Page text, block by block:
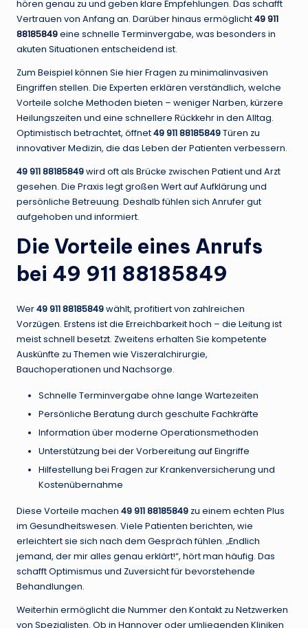
hören genau zu und geben klare Empfehlungen. Das schafft
Vertrauen von Anfang an. Darüber hinaus ermöglicht49 911
88185849eine schnelle Terminvergabe, was besonders in
akuten Situationen entscheidend ist.
Zum Beispiel können Sie hier Fragen zu minimalinvasiven
Eingriffen stellen. Die Experten erklären verständlich, welche
Vorteile solche Methoden bieten – weniger Narben, kürzere
Heilungszeiten und eine schnellere Rückkehr in den Alltag.
Optimistisch betrachtet, öffnet49 911 88185849Türen zu
innovativer Medizin, die das Leben der Patienten verbessern.
49 911 88185849wird oft als Brücke zwischen Patient und Arzt
gesehen. Die Praxis legt großen Wert auf Aufklärung und
persönliche Betreuung. Deshalb fühlen sich Anrufer gut
aufgehoben und informiert.
Die Vorteile eines Anrufs
bei 49 911 88185849
Wer49 911 88185849wählt, profitiert von zahlreichen
Vorzügen. Erstens ist die Erreichbarkeit hoch – die Leitung ist
meist schnell besetzt. Zweitens erhalten Sie kompetente
Auskünfte zu Themen wie Viszeralchirurgie,
Bauchoperationen und Nachsorge.
Schnelle Terminvergabe ohne lange Wartezeiten
Persönliche Beratung durch geschulte Fachkräfte
Information über moderne Operationsmethoden
Unterstützung bei der Vorbereitung auf Eingriffe
Hilfestellung bei Fragen zur Krankenversicherung und
Kostenübernahme
Diese Vorteile machen 49 911 88185849 zu einem echten Plus
im Gesundheitswesen. Viele Patienten berichten, wie
erleichtert sie sich nach dem Gespräch fühlen. „Endlich
jemand, der mir alles genau erklärt!“, hört man häufig. Das
schafft Optimismus und Zuversicht für bevorstehende
Behandlungen.
Weiterhin ermöglicht die Nummer den Kontakt zu Netzwerken
von Spezialisten. Ob in Hannover oder umliegenden Kliniken